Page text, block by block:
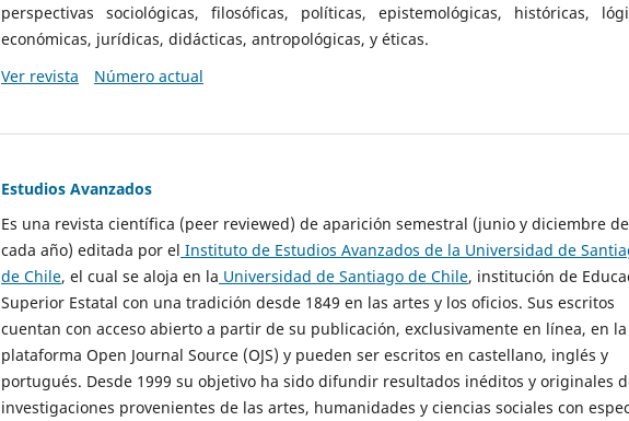
perspectivas sociológicas, filosóficas, políticas, epistemológicas, históricas,
económicas, jurídicas, didácticas, antropológicas, y éticas.
Ver revista
Número actual
Estudios Avanzados
Es una revista científica (peer reviewed) de aparición semestral (junio y diciembre de
cada año) editada por el Instituto de Estudios Avanzados de la Universidad de
de Chile, el cual se aloja en la Universidad de Santiago de Chile, institución de
Superior Estatal con una tradición desde 1849 en las artes y los oficios. Sus escritos
cuentan con acceso abierto a partir de su publicación, exclusivamente en línea, en la
plataforma Open Journal Source (OJS) y pueden ser escritos en castellano, inglés y
portugués. Desde 1999 su objetivo ha sido difundir resultados inéditos y originales
investigaciones provenientes de las artes, humanidades y ciencias sociales con